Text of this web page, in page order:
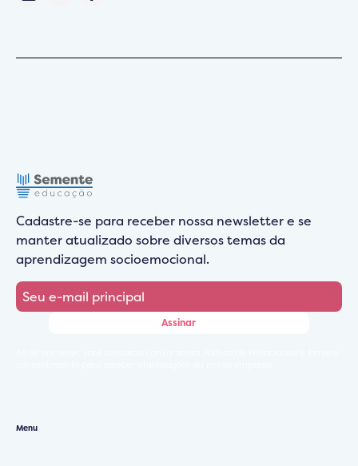
Cadastre-se para receber nossa newsletter e se
manter atualizado sobre diversos temas da
aprendizagem socioemocional.
Menu